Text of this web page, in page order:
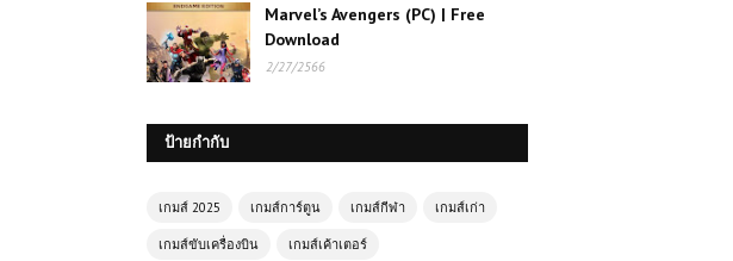
Marvel’s Avengers (PC) | Free
Download
2/27/2566
ป้ายกำกับ
เกมส์ 2025 เกมส์การ์ตูน เกมส์กีฬา เกมส์เก่า
เกมส์ขับเครื่องบิน เกมส์เค้าเตอร์
ยอดเกมแข่งรถมันส์ขั้นสุด
เกมส์ออนไลน์ Masked Forces
Zombie Survival – เกมเอาชีวิตรอด